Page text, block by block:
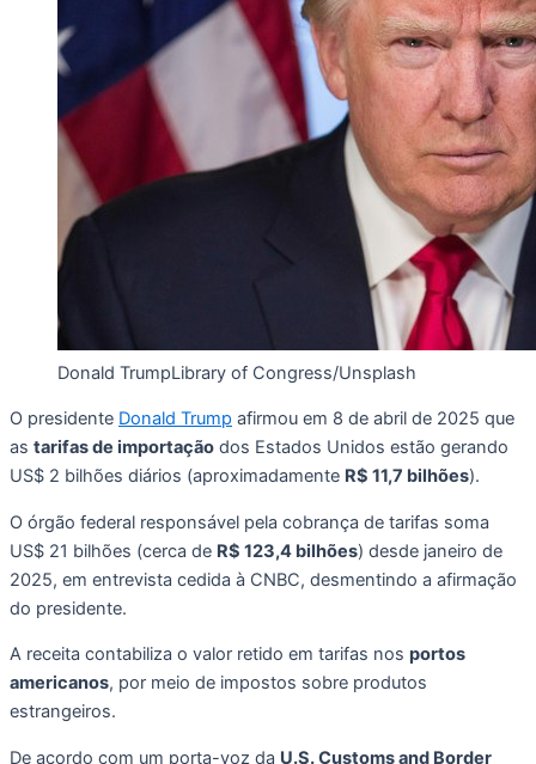
Donald TrumpLibrary of Congress/Unsplash
O presidente Donald Trump afirmou em 8 de abril de 2025 que
as tarifas de importação dos Estados Unidos estão gerando
US$ 2 bilhões diários (aproximadamente R$ 11,7 bilhões).
O órgão federal responsável pela cobrança de tarifas soma
US$ 21 bilhões (cerca de R$ 123,4 bilhões) desde janeiro de
2025, em entrevista cedida à CNBC, desmentindo a afirmação
do presidente.
A receita contabiliza o valor retido em tarifas nos portos
americanos, por meio de impostos sobre produtos
estrangeiros.
De acordo com um porta-voz da U.S. Customs and Border